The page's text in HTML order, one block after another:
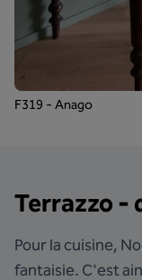
F319 - Anago
Terrazzo -
Pour la cuisine,
fantaisie. C'est